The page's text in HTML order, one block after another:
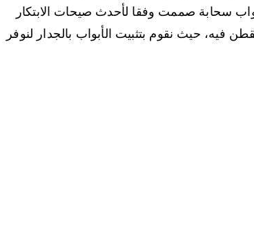
سحابة صممت وفقا لأحدث صيحات الابتكار
فيه، حيث نقوم بتثبيت الأبواب بالجدار لنوفر